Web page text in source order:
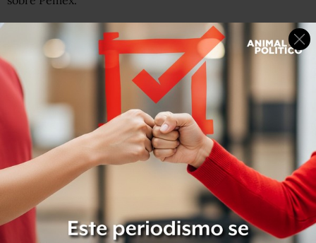
“Ellos pueden calificar y pueden decir, pero yo creo que
las empresas, sus resultados y trabajos son los que van a
dar la respuesta… No entiendo cómo hace unos meses no
cambiaron la calificación y hoy, cuando se le está dando
inversión, cuando hay proyectos, cuando se le va a
flexibilizar su régimen, cuando la mezcla mexicana del
petróleo está por arriba del West Texas, por Dios, o sea, es
fácil nada más de ver ese asunto”, respondió.
Para Gonzalo Monroy, Pemex debe dar un cambio de
timón y mantener las acciones que implicaba la reforma
energética, como abrir más rondas de licitación, pese a
que esto contradiga las promesas y el discurso de la
actual administración.